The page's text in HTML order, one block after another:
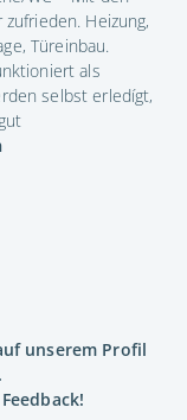
Heizung,
Türeinbau.
als
selbst erledígt,
unserem Profil